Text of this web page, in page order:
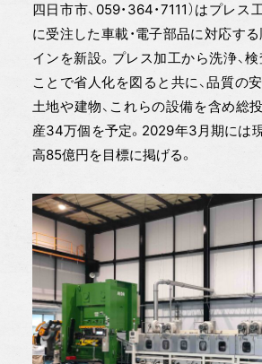
四日市市、059・364・7111）はプレス
に受注した車載・電子部品に対応す
インを新設。プレス加工から洗浄、
ことで省人化を図ると共に、品質の
土地や建物、これらの設備を含め総
産34万個を予定。2029年3月期には
高85億円を目標に掲げる。